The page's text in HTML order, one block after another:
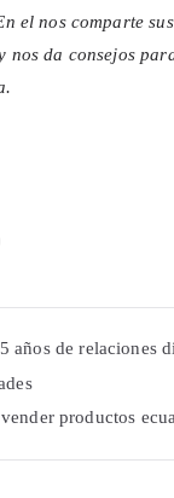
el nos comparte
nos da consejos
años de relaciones
productos